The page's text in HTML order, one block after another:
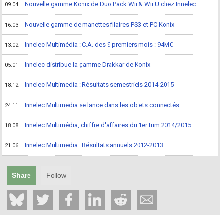
09.04 Nouvelle gamme Konix de Duo Pack Wii & Wii U chez Innelec
16.03 Nouvelle gamme de manettes filaires PS3 et PC Konix
13.02 Innelec Multimédia : C.A. des 9 premiers mois : 94M€
05.01 Innelec distribue la gamme Drakkar de Konix
18.12 Innelec Multimedia : Résultats semestriels 2014-2015
24.11 Innelec Multimedia se lance dans les objets connectés
18.08 Innelec Multimédia, chiffre d'affaires du 1er trim 2014/2015
21.06 Innelec Multimedia : Résultats annuels 2012-2013
Share Follow